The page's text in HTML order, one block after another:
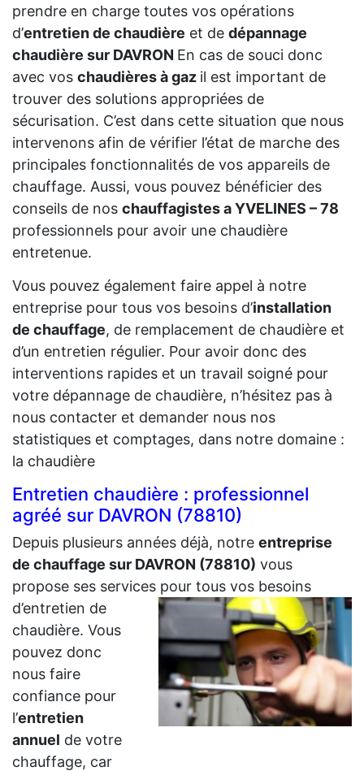
prendre en charge toutes vos opérations
d’entretien de chaudière et de dépannage
chaudière sur DAVRON En cas de souci donc
avec vos chaudières à gaz il est important de
trouver des solutions appropriées de
sécurisation. C’est dans cette situation que nous
intervenons afin de vérifier l’état de marche des
principales fonctionnalités de vos appareils de
chauffage. Aussi, vous pouvez bénéficier des
conseils de nos chauffagistes a YVELINES – 78
professionnels pour avoir une chaudière
entretenue.
Vous pouvez également faire appel à notre
entreprise pour tous vos besoins d’installation
de chauffage, de remplacement de chaudière et
d’un entretien régulier. Pour avoir donc des
interventions rapides et un travail soigné pour
votre dépannage de chaudière, n’hésitez pas à
nous contacter et demander nous nos
statistiques et comptages, dans notre domaine :
la chaudière
Entretien chaudière : professionnel
agréé sur DAVRON (78810)
Depuis plusieurs années déjà, notre entreprise
de chauffage sur DAVRON (78810) vous
propose ses services pour tous vos besoins
d’entretien de
chaudière. Vous
pouvez donc
nous faire
confiance pour
l’entretien
annuel de votre
chauffage, car